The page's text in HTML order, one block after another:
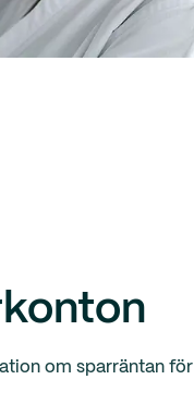
om sparräntan för